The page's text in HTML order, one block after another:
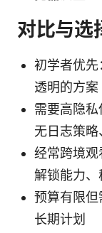
对比与选
初学者优
透明的方案
需要高隐
无日志策
经常跨境
解锁能力
预算有限但
长期计划